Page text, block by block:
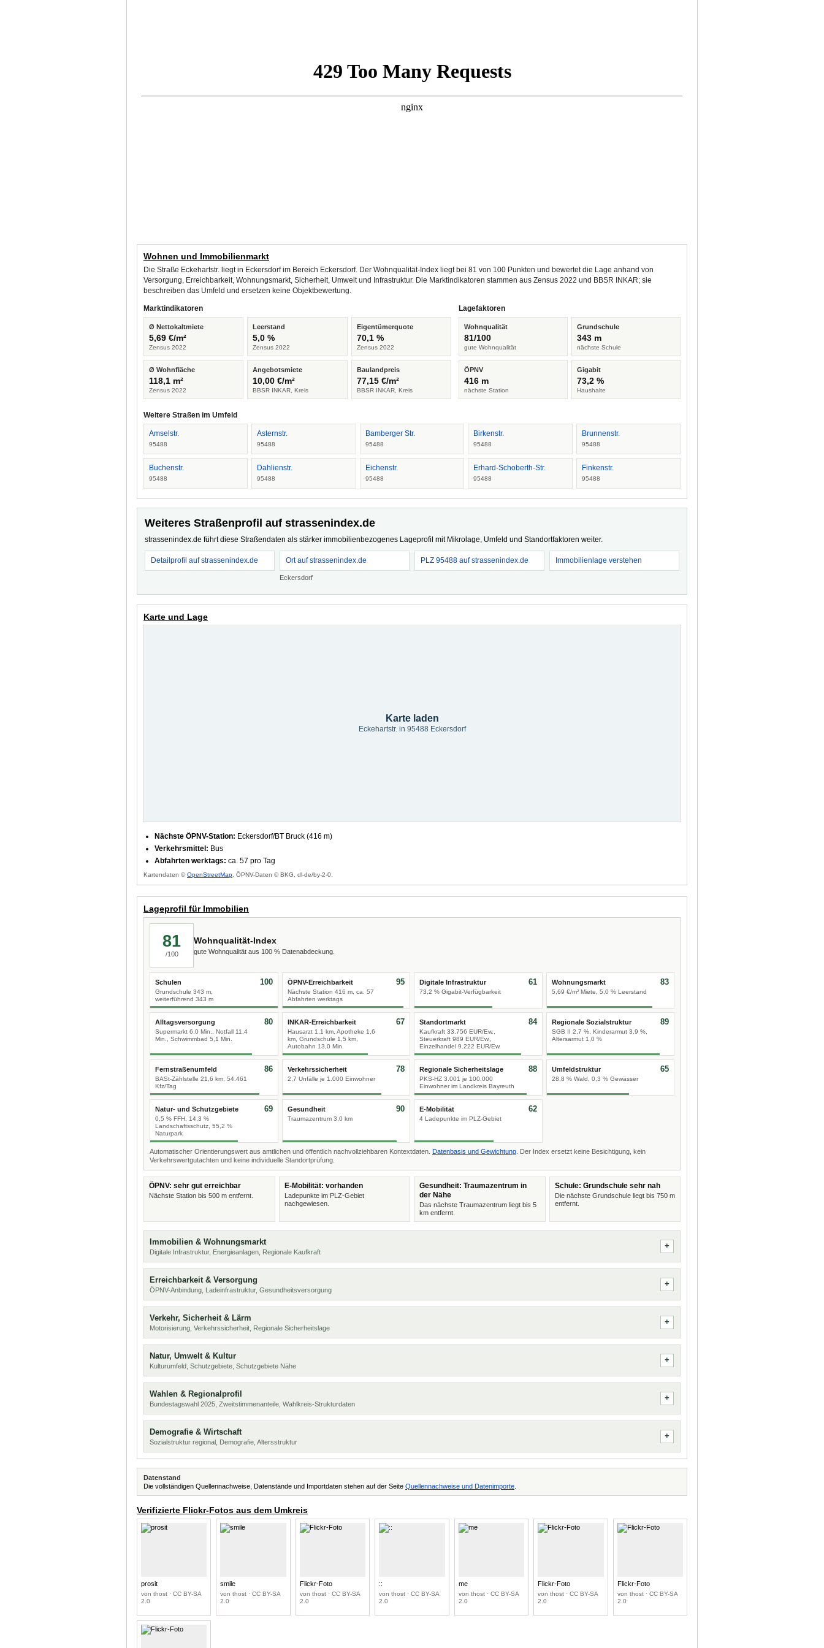
Wohnen und Immobilienmarkt
Die Straße Eckehartstr. liegt in Eckersdorf im Bereich Eckersdorf. Der Wohnqualität-Index liegt bei 81 von 100 Punkten und bewertet die Lage anhand von
Versorgung, Erreichbarkeit, Wohnungsmarkt, Sicherheit, Umwelt und Infrastruktur. Die Marktindikatoren stammen aus Zensus 2022 und BBSR INKAR; sie
beschreiben das Umfeld und ersetzen keine Objektbewertung.
Marktindikatoren
Ø Nettokaltmiete
5,69 €/m²
Zensus 2022
Leerstand
5,0 %
Zensus 2022
Eigentümerquote
70,1 %
Zensus 2022
Ø Wohnfläche
118,1 m²
Zensus 2022
Angebotsmiete
10,00 €/m²
BBSR INKAR, Kreis
Baulandpreis
77,15 €/m²
BBSR INKAR, Kreis
Lagefaktoren
Wohnqualität
81/100
gute Wohnqualität
Grundschule
343 m
nächste Schule
ÖPNV
416 m
nächste Station
Gigabit
73,2 %
Haushalte
Weitere Straßen im Umfeld
Amselstr.
95488
Asternstr.
95488
Bamberger Str.
95488
Birkenstr.
95488
Brunnenstr.
95488
Buchenstr.
95488
Dahlienstr.
95488
Eichenstr.
95488
Erhard-Schoberth-Str.
95488
Finkenstr.
95488
Weiteres Straßenprofil auf strassenindex.de
strassenindex.de führt diese Straßendaten als stärker immobilienbezogenes Lageprofil mit Mikrolage, Umfeld und Standortfaktoren weiter.
Detailprofil auf strassenindex.de Ort auf strassenindex.de
Eckersdorf
PLZ 95488 auf strassenindex.de Immobilienlage verstehen
Karte und Lage
Karte laden
Eckehartstr. in 95488 Eckersdorf
Nächste ÖPNV-Station: Eckersdorf/BT Bruck (416 m)
Verkehrsmittel: Bus
Abfahrten werktags: ca. 57 pro Tag
Kartendaten ©OpenStreetMap , ÖPNV-Daten © BKG, dl-de/by-2-0.
Lageprofil für Immobilien
81
/100
Wohnqualität-Index
gute Wohnqualität aus 100 % Datenabdeckung.
Schulen
Grundschule 343 m,
weiterführend 343 m
100 ÖPNV-Erreichbarkeit
Nächste Station 416 m, ca. 57
Abfahrten werktags
95 Digitale Infrastruktur
73,2 % Gigabit-Verfügbarkeit
61 Wohnungsmarkt
5,69 €/m² Miete, 5,0 % Leerstand
83
Alltagsversorgung
Supermarkt 6,0 Min., Notfall 11,4
Min., Schwimmbad 5,1 Min.
80 INKAR-Erreichbarkeit
Hausarzt 1,1 km, Apotheke 1,6
km, Grundschule 1,5 km,
Autobahn 13,0 Min.
67 Standortmarkt
Kaufkraft 33.756 EUR/Ew.,
Steuerkraft 989 EUR/Ew.,
Einzelhandel 9.222 EUR/Ew.
84 Regionale Sozialstruktur
SGB II 2,7 %, Kinderarmut 3,9 %,
Altersarmut 1,0 %
89
Fernstraßenumfeld
BASt-Zählstelle 21,6 km, 54.461
Kfz/Tag
86 Verkehrssicherheit
2,7 Unfälle je 1.000 Einwohner
78 Regionale Sicherheitslage
PKS-HZ 3.001 je 100.000
Einwohner im Landkreis Bayreuth
88 Umfeldstruktur
28,8 % Wald, 0,3 % Gewässer
65
Natur- und Schutzgebiete
0,5 % FFH, 14,3 %
Landschaftsschutz, 55,2 %
Naturpark
69 Gesundheit
Traumazentrum 3,0 km
90 E-Mobilität
4 Ladepunkte im PLZ-Gebiet
62
Automatischer Orientierungswert aus amtlichen und öffentlich nachvollziehbaren Kontextdaten. Datenbasis und Gewichtung . Der Index ersetzt keine Besichtigung, kein
Verkehrswertgutachten und keine individuelle Standortprüfung.
ÖPNV: sehr gut erreichbar
Nächste Station bis 500 m entfernt.
E-Mobilität: vorhanden
Ladepunkte im PLZ-Gebiet
nachgewiesen.
Gesundheit: Traumazentrum in
der Nähe
Das nächste Traumazentrum liegt bis 5
km entfernt.
Schule: Grundschule sehr nah
Die nächste Grundschule liegt bis 750 m
entfernt.
Immobilien & Wohnungsmarkt
Digitale Infrastruktur, Energieanlagen, Regionale Kaufkraft
Erreichbarkeit & Versorgung
ÖPNV-Anbindung, Ladeinfrastruktur, Gesundheitsversorgung
Verkehr, Sicherheit & Lärm
Motorisierung, Verkehrssicherheit, Regionale Sicherheitslage
Natur, Umwelt & Kultur
Kulturumfeld, Schutzgebiete, Schutzgebiete Nähe
Wahlen & Regionalprofil
Bundestagswahl 2025, Zweitstimmenanteile, Wahlkreis-Strukturdaten
Demografie & Wirtschaft
Sozialstruktur regional, Demografie, Altersstruktur
Datenstand
Die vollständigen Quellennachweise, Datenstände und Importdaten stehen auf der Seite Quellennachweise und Datenimporte
Verifizierte Flickr-Fotos aus dem Umkreis
prosit
von thost · CC BY-SA
2.0
smile
von thost · CC BY-SA
2.0
Flickr-Foto
von thost · CC BY-SA
2.0
::
von thost · CC BY-SA
2.0
me
von thost · CC BY-SA
2.0
Flickr-Foto
von thost · CC BY-SA
2.0
Flickr-Foto
von thost · CC BY-SA
2.0